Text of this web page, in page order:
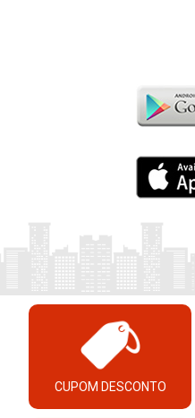
CUPOM DESCONTO